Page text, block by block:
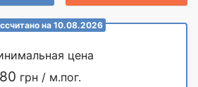
на 10.08.2026
цена
80 грн / м.пог.